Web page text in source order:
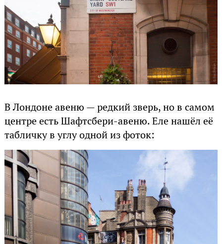
В Лондоне авеню — редкий зверь, но в самом
центре есть Шафтсбери-авеню. Еле нашёл её
табличку в углу одной из фоток: